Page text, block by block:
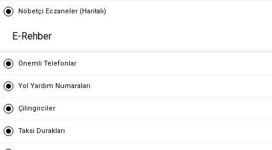
Nöbetçi Eczaneler (Haritalı)
E-Rehber
Önemli Telefonlar
Yol Yardım Numaraları
Çilingirciler
Taksi Durakları